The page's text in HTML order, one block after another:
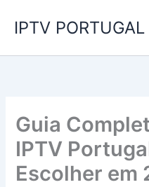
IPTV PORTUGAL
Guia
IPTV
Escolher em